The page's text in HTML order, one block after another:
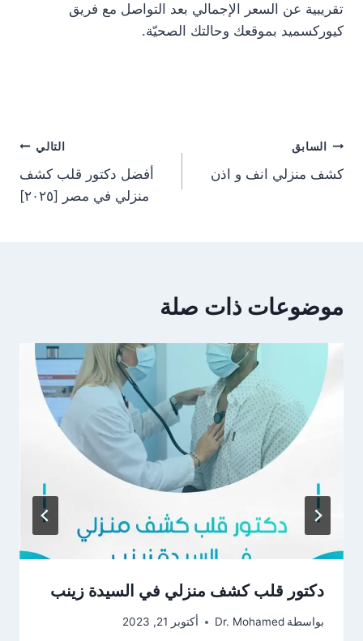
تقريبية عن السعر الإجمالي بعد التواصل مع فريق
كيوركسميد بموقعك وحالتك الصحيّة.
تصفّح
المقالات
السابق
كشف منزلي انف و اذن
التالي
أفضل دكتور قلب كشف
منزلي في مصر [٢٠٢٥]
موضوعات ذات صلة
دكتور قلب كشف منزلي في السيدة زينب
بواسطة Dr. Mohamed أكتوبر 21, 2023